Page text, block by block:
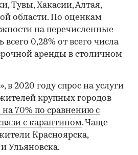
Тувы, Хакасии, Алтая,
области. По оценкам
на перечисленные
0,28% от всего числа
аренды в столичном
2020 году спрос на услуги
крупных городов
на 70% по сравнению с
с карантином. Чаще
Красноярска,
Ульяновска.